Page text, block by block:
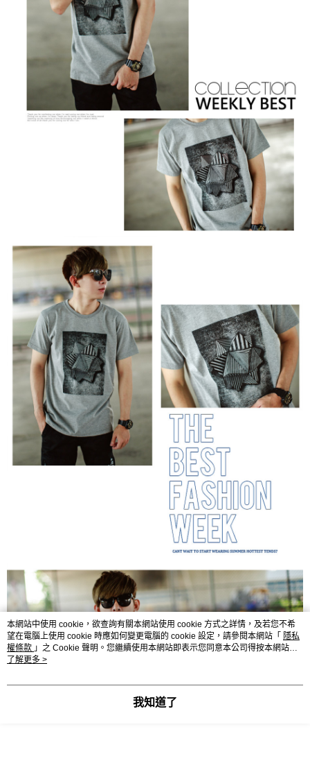
本網站中使用 cookie，欲查詢有關本網站使用 cookie 方式之詳情，及若您不希
望在電腦上使用 cookie 時應如何變更電腦的 cookie 設定，請參閱本網站「 隱私
權條款 」之 Cookie 聲明。您繼續使用本網站即表示您同意本公司得按本網站使
用條款之 Cookie 聲明使用 cookie。
了解更多 >
我知道了